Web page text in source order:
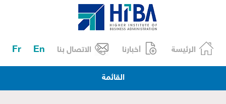
الرئيسة أخبارنا الاتصال بنا En
Fr
القائمة